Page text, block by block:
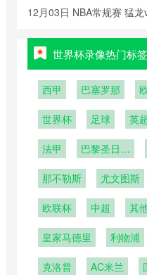
12月03日 NBA常规赛 猛
世界杯录像热门标签
西甲 巴塞罗那
世界杯 足球 英超
法甲
巴黎圣日耳
那不勒斯 尤文图斯
欧联杯 中超 其
皇家马德里 利物浦
克洛普 AC米兰